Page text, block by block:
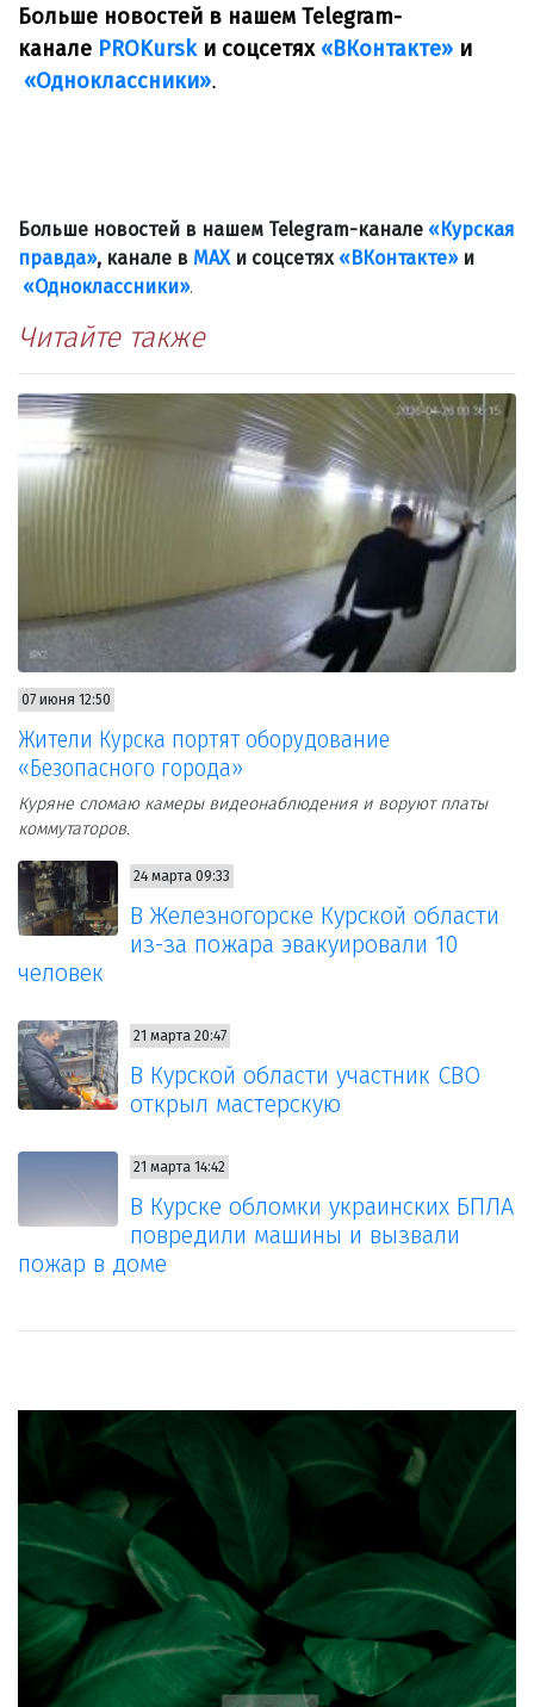
Больше новостей в нашем Telegram-
канале PROKurskи соцсетях «ВКонтакте» и
«Одноклассники».
Больше новостей в нашем Telegram-канале «Курская
правда», канале в МАХи соцсетях «ВКонтакте»и
«Одноклассники».
Читайте также
07 июня 12:50
Жители Курска портят оборудование
«Безопасного города»
Куряне сломаю камеры видеонаблюдения и воруют платы
коммутаторов.
24 марта 09:33
В Железногорске Курской области
из-за пожара эвакуировали 10
человек
21 марта 20:47
В Курской области участник СВО
открыл мастерскую
21 марта 14:42
В Курске обломки украинских БПЛА
повредили машины и вызвали
пожар в доме